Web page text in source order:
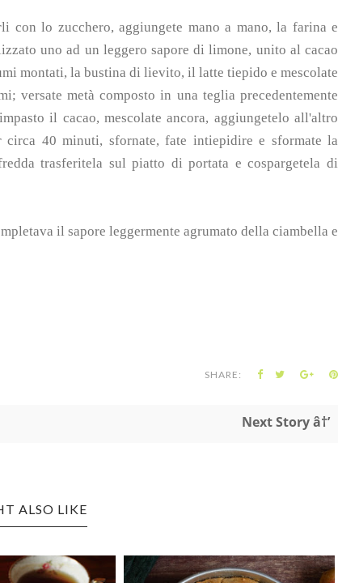
lo zucchero, aggiungete mano a mano, la farina e
uno ad un leggero sapore di limone, unito al cacao
montati, la bustina di lievito, il latte tiepido e mescolate
versate metà composto in una teglia precedentemente
il cacao, mescolate ancora, aggiungetelo all'altro
40 minuti, sfornate, fate intiepidire e sformate la
trasferitela sul piatto di portata e cospargetela di
il sapore leggermente agrumato della ciambella e
SHARE:
Next Story â†’
ALSO LIKE